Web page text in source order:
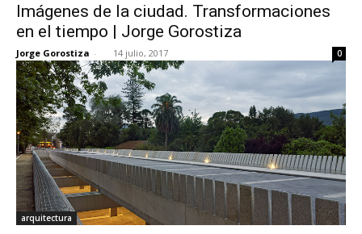
Imágenes de la ciudad. Transformaciones
en el tiempo | Jorge Gorostiza
Jorge Gorostiza - 14 julio, 2017 0
arquitectura